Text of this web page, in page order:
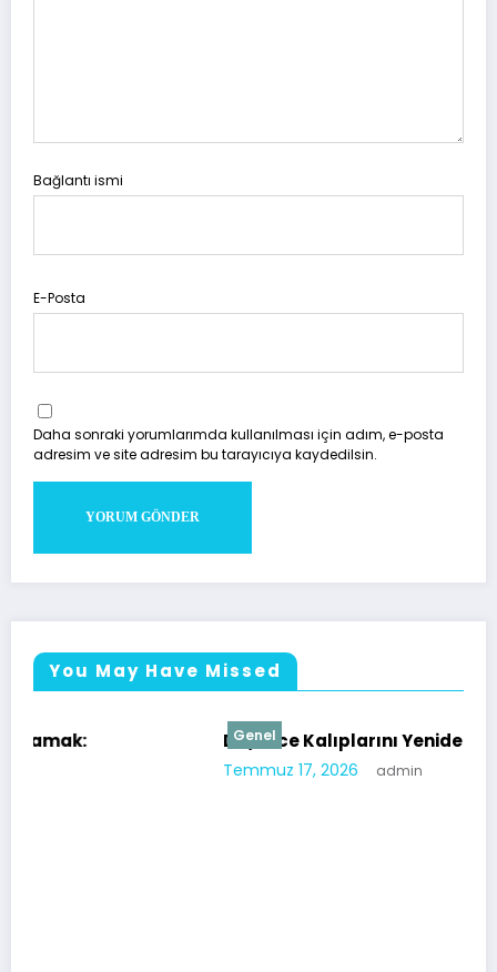
Bağlantı ismi
E-Posta
Daha sonraki yorumlarımda kullanılması için adım, e-posta
adresim ve site adresim bu tarayıcıya kaydedilsin.
You May Have Missed
Genel
Düşünce Kalıplarını Yeniden Şekillendirmek
admin